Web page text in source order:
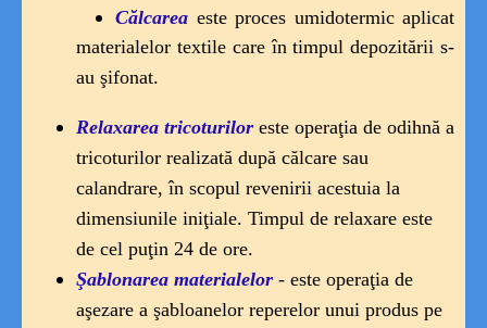
Călcarea este proces umidotermic aplicat
materialelor textile care în timpul depozitării s-
au şifonat.
Relaxarea tricoturilor este operaţia de odihnă a
tricoturilor realizată după călcare sau
calandrare, în scopul revenirii acestuia la
dimensiunile iniţiale. Timpul de relaxare este
de cel puţin 24 de ore.
Şablonarea materialelor - este operaţia de
aşezare a şabloanelor reperelor unui produs pe